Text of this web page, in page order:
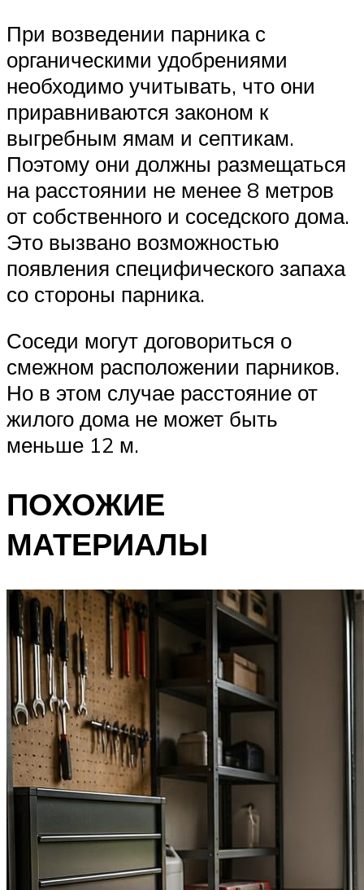
При возведении парника с
органическими удобрениями
необходимо учитывать, что они
приравниваются законом к
выгребным ямам и септикам.
Поэтому они должны размещаться
на расстоянии не менее 8 метров
от собственного и соседского дома.
Это вызвано возможностью
появления специфического запаха
со стороны парника.
Соседи могут договориться о
смежном расположении парников.
Но в этом случае расстояние от
жилого дома не может быть
меньше 12 м.
ПОХОЖИЕ
МАТЕРИАЛЫ